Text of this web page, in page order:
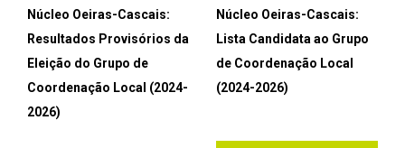
Núcleo Oeiras-Cascais:
Resultados Provisórios da
Eleição do Grupo de
Coordenação Local (2024-
2026)
Núcleo Oeiras-Cascais:
Lista Candidata ao Grupo
de Coordenação Local
(2024-2026)